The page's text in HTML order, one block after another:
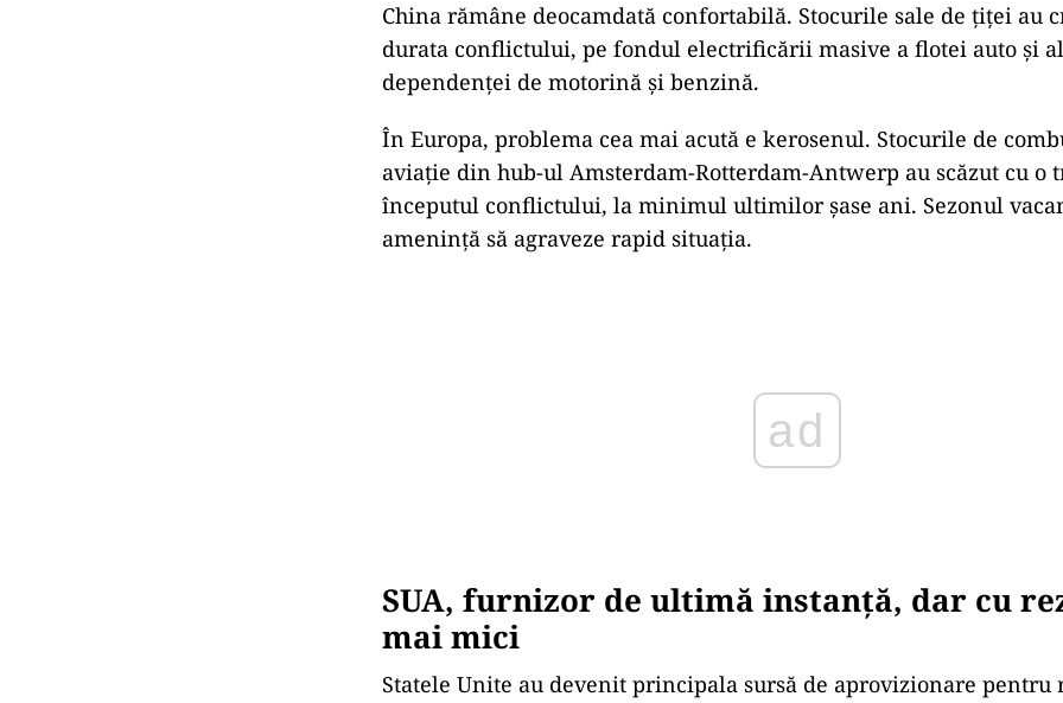
China rămâne deocamdată confortabilă. Stocurile sale de țiței au
durata conflictului, pe fondul electrificării masive a flotei auto și
dependenței de motorină și benzină.
În Europa, problema cea mai acută e kerosenul. Stocurile de
aviație din hub-ul Amsterdam-Rotterdam-Antwerp au scăzut cu o
începutul conflictului, la minimul ultimilor șase ani. Sezonul
amenință să agraveze rapid situația.
ad
SUA, furnizor de ultimă instanță, dar cu
mai mici
Statele Unite au devenit principala sursă de aprovizionare